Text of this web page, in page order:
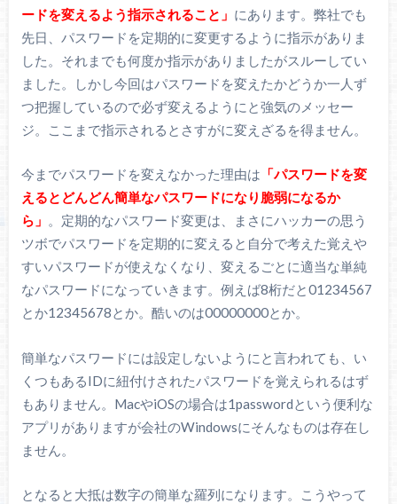
ードを変えるよう指示されること」 にあります。弊社でも
先日、パスワードを定期的に変更するように指示がありま
した。それまでも何度か指示がありましたがスルーしてい
ました。しかし今回はパスワードを変えたかどうか一人ず
つ把握しているので必ず変えるようにと強気のメッセー
ジ。ここまで指示されるとさすがに変えざるを得ません。
今までパスワードを変えなかった理由は 「パスワードを変
えるとどんどん簡単なパスワードになり脆弱になるか
ら」 。定期的なパスワード変更は、まさにハッカーの思う
ツボでパスワードを定期的に変えると自分で考えた覚えや
すいパスワードが使えなくなり、変えるごとに適当な単純
なパスワードになっていきます。例えば8桁だと01234567
とか12345678とか。酷いのは00000000とか。
簡単なパスワードには設定しないようにと言われても、い
くつもあるIDに紐付けされたパスワードを覚えられるはず
もありません。MacやiOSの場合は1passwordという便利な
アプリがありますが会社のWindowsにそんなものは存在し
ません。
となると大抵は数字の簡単な羅列になります。こうやって